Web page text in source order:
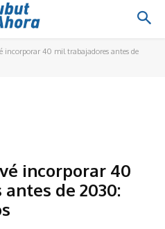
incorporar 40 mil trabajadores antes de
incorporar 40
de 2030: